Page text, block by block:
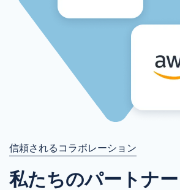
信頼されるコラボレーション
私たちのパートナー